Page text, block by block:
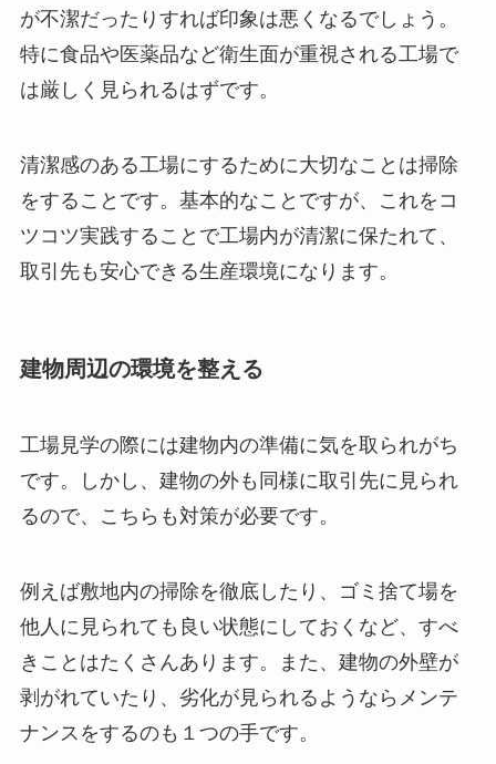
が不潔だったりすれば印象は悪くなるでしょう。
特に食品や医薬品など衛生面が重視される工場で
は厳しく見られるはずです。
清潔感のある工場にするために大切なことは掃除
をすることです。基本的なことですが、これをコ
ツコツ実践することで工場内が清潔に保たれて、
取引先も安心できる生産環境になります。
建物周辺の環境を整える
工場見学の際には建物内の準備に気を取られがち
です。しかし、建物の外も同様に取引先に見られ
るので、こちらも対策が必要です。
例えば敷地内の掃除を徹底したり、ゴミ捨て場を
他人に見られても良い状態にしておくなど、すべ
きことはたくさんあります。また、建物の外壁が
剥がれていたり、劣化が見られるようならメンテ
ナンスをするのも１つの手です。